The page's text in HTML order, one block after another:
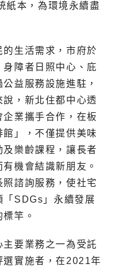
紙本，為環境永續盡
生活需求，市府於
障者日照中心、庇
益服務設施進駐，
，新北住都中心透
業攜手合作，在板
」，不僅提供美味
樂齡課程，讓長者
機會結識新朋友。
諮詢服務，使社宅
「SDGs」永續發展
竿。
要業務之一為受託
選實施者，在2021年